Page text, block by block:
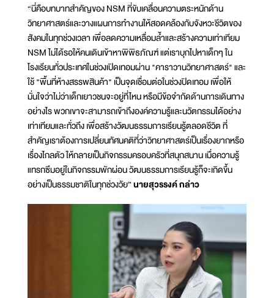
“นี่คือบทบาทสำคัญของ NSM ที่ขับเคลื่อนความตระหนักด้าน
วิทยาศาสตร์และวางแผนการทำงานให้สอดคล้องกับจังหวะชีวิตของ
สังคมในทุกช่วงเวลา เพื่อลดความเหลื่อมล้ำและสร้างความเท่าเทียม
NSM ไม่ได้รอให้คนเดินเข้าหาพิพิธภัณฑ์ แต่เราบุกไปหาเด็กๆ ใน
โรงเรียนทั่วประเทศในช่วงเปิดเทอมผ่าน "คาราวานวิทยาศาสตร์" และ
ใช้ "พื้นที่ห้างสรรพสินค้า" เป็นจุดเชื่อมต่อในช่วงปิดเทอม เพื่อให้
มั่นใจว่าไม่ว่าเด็กเยาวชนจะอยู่ที่ไหน หรือมีข้อจำกัดด้านการเดินทาง
อย่างไร พวกเขาจะสามารถเข้าถึงองค์ความรู้และนวัตกรรมได้อย่าง
เท่าเทียมและทั่วถึง เพื่อสร้างวัฒนธรรมการเรียนรู้ตลอดชีวิต ที่
สำคัญเราต้องการเปลี่ยนทัศนคติที่ว่าวิทยาศาสตร์เป็นเรื่องยากหรือ
เรื่องไกลตัว ให้กลายเป็นกิจกรรมครอบครัวที่สนุกสนาน เมื่อความรู้
แทรกซึมอยู่ในกิจกรรมพักผ่อน วัฒนธรรมการเรียนรู้ก็จะเกิดขึ้น
อย่างเป็นธรรมชาติในทุกช่วงวัย”นายสุวรรงค์ กล่าว